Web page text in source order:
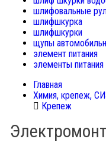
шлифовальные
шлифшкурка
шлифшкурки
щупы
элемент питания
элементы питания
Главная
Химия, крепеж,
Крепеж